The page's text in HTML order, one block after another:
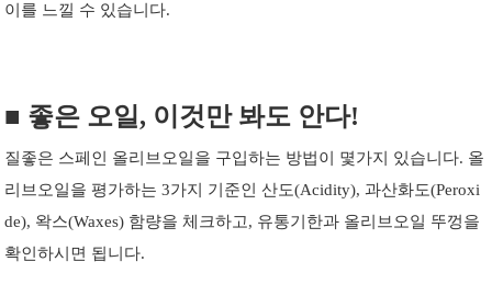
이를 느낄 수 있습니다.
■ 좋은 오일, 이것만 봐도 안다!
질좋은 스페인 올리브오일을 구입하는 방법이 몇가지 있습니다. 올
리브오일을 평가하는 3가지 기준인 산도(​Acidity), 과산화도(Peroxi
de), 왁스(Waxes) 함량을 체크하고, 유통기한과 올리브오일 뚜껑을
확인하시면 됩니다.